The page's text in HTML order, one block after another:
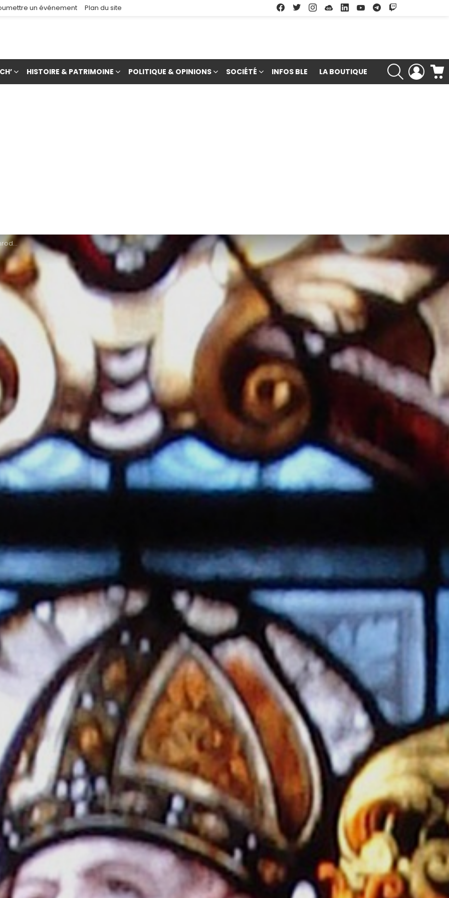
un événement Plan du site Facebook
TwitterInstagramSoundcloud
LinkedinYoutubeGoogle Play
HISTOIRE & PATRIMOINE POLITIQUE & OPINIONS SOCIÉTÉ INFOS BLE LA BOUTIQUE
RECHERCHE
LOGIN